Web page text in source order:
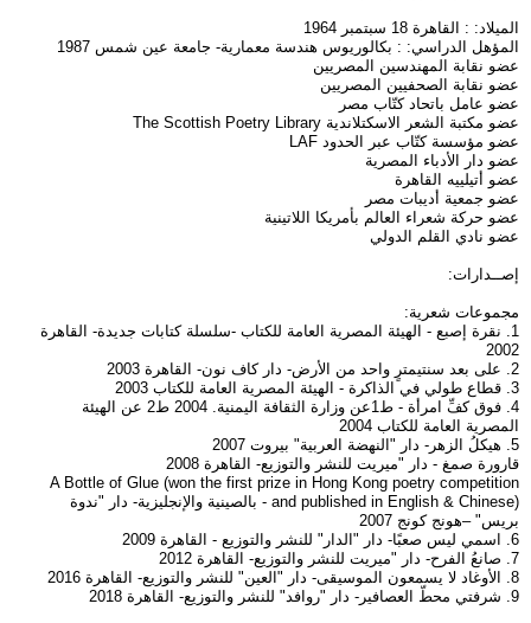
الميلاد: : القاهرة 18 سبتمبر 1964
المؤهل الدراسي: : بكالوريوس هندسة معمارية- جامعة عين شمس 1987
عضو نقابة المهندسين المصريين
عضو نقابة الصحفيين المصريين
عضو عامل باتحاد كتّاب مصر
عضو مكتبة الشعر الاسكتلاندية The Scottish Poetry Library
عضو مؤسسة كتّاب عبر الحدود LAF
عضو دار الأدباء المصرية
عضو أتيلييه القاهرة
عضو جمعية أديبات مصر
عضو حركة شعراء العالم بأمريكا اللاتينية
عضو نادي القلم الدولي
إصــدارات:
مجموعات شعرية:
1. نقرة إصبع - الهيئة المصرية العامة للكتاب -سلسلة كتابات جديدة- القاهرة
2002
2. على بعد سنتيمترٍ واحد من الأرض- دار كاف نون- القاهرة 2003
3. قطاع طولي في الذاكرة - الهيئة المصرية العامة للكتاب 2003
4. فوق كفِّ امرأة - ط1عن وزارة الثقافة اليمنية. 2004 ط2 عن الهيئة
المصرية العامة للكتاب 2004
5. هيكلُ الزهر- دار "النهضة العربية" بيروت 2007
قارورة صمغ - دار "ميريت للنشر والتوزيع- القاهرة 2008
A Bottle of Glue (won the first prize in Hong Kong poetry competition
and published in English & Chinese) - بالصينية والإنجليزية- دار "ندوة
بريس" –هونج كونج 2007
6. اسمي ليس صعبًا- دار "الدار" للنشر والتوزيع - القاهرة 2009
7. صانعُ الفرح- دار "ميريت للنشر والتوزيع- القاهرة 2012
8. الأوغاد لا يسمعون الموسيقى- دار "العين" للنشر والتوزيع- القاهرة 2016
9. شرفتي محطّ العصافير- دار "روافد" للنشر والتوزيع- القاهرة 2018